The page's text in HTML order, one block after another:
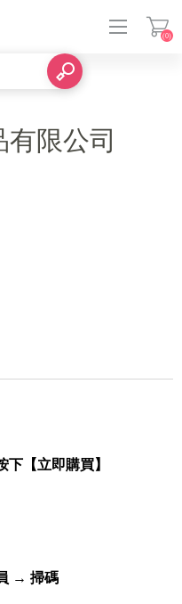
(0)
限公司
下【立即購買】
→ 掃碼